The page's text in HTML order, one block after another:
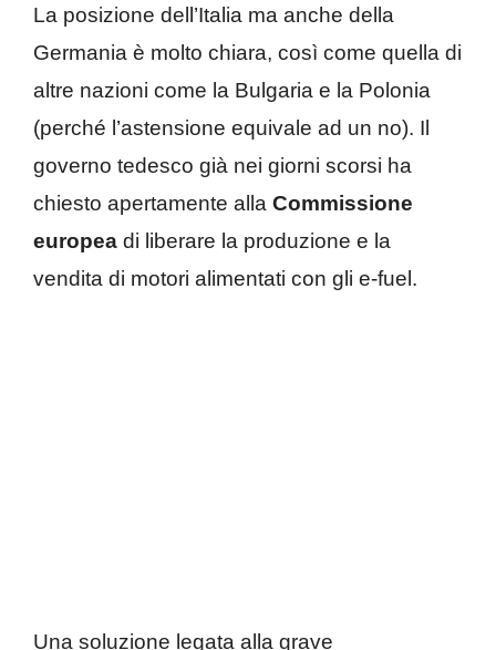
La posizione dell’Italia ma anche della
Germania è molto chiara, così come quella di
altre nazioni come la Bulgaria e la Polonia
(perché l’astensione equivale ad un no). Il
governo tedesco già nei giorni scorsi ha
chiesto apertamente alla Commissione
europea di liberare la produzione e la
vendita di motori alimentati con gli e-fuel.
Una soluzione legata alla grave